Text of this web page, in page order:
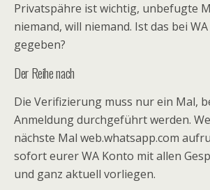
Privatspähre ist wichtig, unbefugte
niemand, will niemand. Ist das bei
gegeben?
Der Reihe nach
Die Verifizierung muss nur ein Mal,
Anmeldung durchgeführt werden.
nächste Mal web.whatsapp.com
sofort eurer WA Konto mit allen
und ganz aktuell vorliegen.